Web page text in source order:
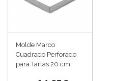
Molde Marco
Cuadrado Perforado
para Tartas 20 cm